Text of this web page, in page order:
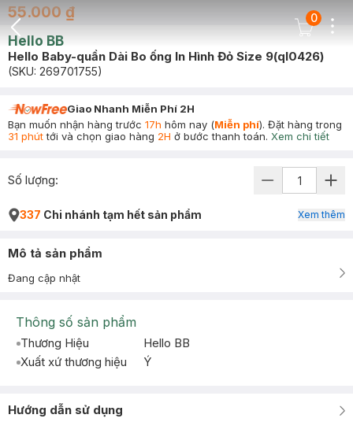
Back Icon
Cart Icon
0
55.000 ₫
Hello BB
Hello Baby-quần Dài Bo ống In Hình Đỏ Size 9(ql0426)
(SKU: 269701755)
Giao Nhanh Miễn Phí 2H
Bạn muốn nhận hàng trước 17h hôm nay (Miễn phí). Đặt hàng trong
31 phúttới và chọn giao hàng 2H ở bước thanh toán. Xem chi tiết
Số lượng:
337 Chi nhánh tạm hết sản phẩm Xem thêm
Mô tả sản phẩm
Đang cập nhật
Thông số sản phẩm
Thương Hiệu
Hello BB
Xuất xứ thương hiệu
Ý
Hướng dẫn sử dụng